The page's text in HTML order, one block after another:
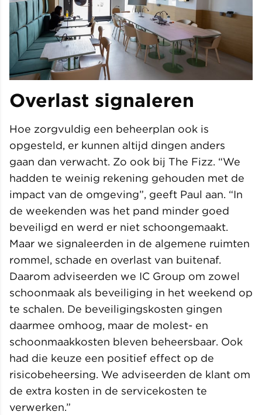
Overlast signaleren
Hoe zorgvuldig een beheerplan ook is
opgesteld, er kunnen altijd dingen anders
gaan dan verwacht. Zo ook bij The Fizz. “We
hadden te weinig rekening gehouden met de
impact van de omgeving”, geeft Paul aan. “In
de weekenden was het pand minder goed
beveiligd en werd er niet schoongemaakt.
Maar we signaleerden in de algemene ruimten
rommel, schade en overlast van buitenaf.
Daarom adviseerden we IC Group om zowel
schoonmaak als beveiliging in het weekend op
te schalen. De beveiligingskosten gingen
daarmee omhoog, maar de molest- en
schoonmaakkosten bleven beheersbaar. Ook
had die keuze een positief effect op de
risicobeheersing. We adviseerden de klant om
de extra kosten in de servicekosten te
verwerken.”